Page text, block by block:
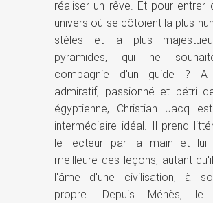
réaliser un rêve. Et pour entrer
univers où se côtoient la plus
stèles et la plus
pyramides, qui ne
compagnie d'un guide ?
admiratif, passionné et pétri
égyptienne, Christian Jacq
intermédiaire idéal. Il prend
le lecteur par la main et lui
meilleure des leçons, autant
l'âme d'une civilisation, à
propre. Depuis Ménès, le